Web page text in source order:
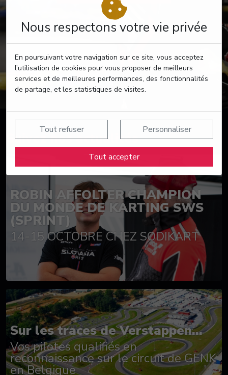
Nous respectons votre vie privée
En poursuivant votre navigation sur ce site, vous acceptez
l’utilisation de cookies pour vous proposer de meilleurs
services et de meilleures performances, des fonctionnalités
de partage, et les statistiques de visites.
Tout refuser Personnaliser
Tout accepter
Suivez nos actualités
ROBIN AFFOLTER CHAMPION
DU MONDE DE KARTING SWS
(SPRINT)
14-15 OCTOBRE CHEZ SODIKART
Sur les traces de Verstappen...
Vos pilotes qualifiés en
reconnaissance sur le circuit de GENK
en Belgique